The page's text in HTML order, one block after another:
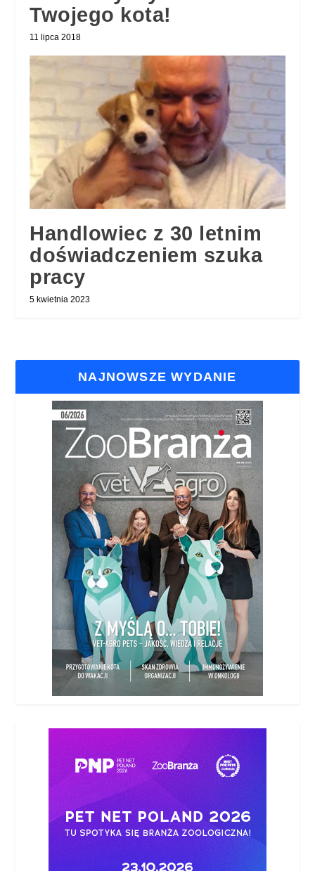
Twojego kota!
11 lipca 2018
Handlowiec z 30 letnim
doświadczeniem szuka
pracy
5 kwietnia 2023
NAJNOWSZE WYDANIE